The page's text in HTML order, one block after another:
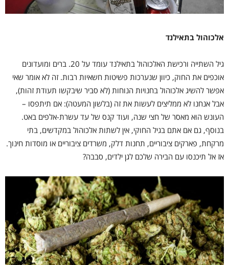
אלכוהול בתאילנד
גיל השתייה ורכישת האלכוהול בתאילנד עומד על 20. ברים ומועדונים
אוכפים את החוק, כיוון שנערכות פשיטות חשאיות רבות. זה לא אומר שאי
אפשר להשיג אלכוהול בחנויות הנוחות (לא סביר שיבקשו תעודת זהות),
אבל אנחנו לא ממליצים לעשות את זה (בלשון המעטה): אם תיתפסו –
העונש הוא מאסר של חצי שנה, ועוד קנס של עד עשרת-אלפים באט.
בנוסף, גם אם אתם בגיל החוקי, אין לשתות אלכוהול במקדשים, בתי
מרקחת, פארקים ציבוריים, תחנות דלק, משרדים ציבוריים או מוסדות חינוך.
אז אל תיכנסו עם הבירה שלכם לגן ילדים, סבבה?